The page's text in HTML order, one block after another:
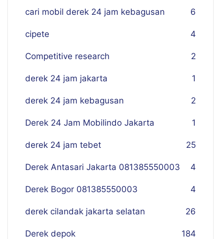
cari mobil derek 24 jam kebagusan 6
cipete 4
Competitive research 2
derek 24 jam jakarta 1
derek 24 jam kebagusan 2
Derek 24 Jam Mobilindo Jakarta 1
derek 24 jam tebet 25
Derek Antasari Jakarta 081385550003 4
Derek Bogor 081385550003 4
derek cilandak jakarta selatan 26
Derek depok 184